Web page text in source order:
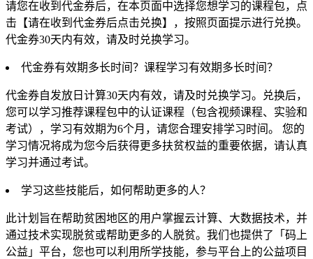
请您在收到代金券后，在本页面中选择您想学习的课程包，点
击【请在收到代金券后点击兑换】，按照页面提示进行兑换。
代金券30天内有效，请及时兑换学习。
代金券有效期多长时间？课程学习有效期多长时间？
代金券自发放日计算30天内有效，请及时兑换学习。兑换后，
您可以学习推荐课程包中的认证课程（包含视频课程、实验和
考试），学习有效期为6个月，请您合理安排学习时间。 您的
学习情况将成为您今后获得更多扶贫权益的重要依据，请认真
学习并通过考试。
学习这些技能后，如何帮助更多的人？
此计划旨在帮助贫困地区的用户掌握云计算、大数据技术，并
通过技术实现脱贫或帮助更多的人脱贫。我们也提供了「码上
公益」平台，您也可以利用所学技能，参与平台上的公益项目